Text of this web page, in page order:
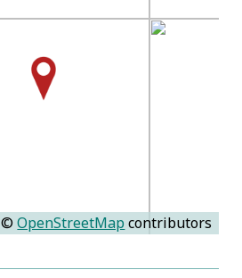
©OpenStreetMap contributors